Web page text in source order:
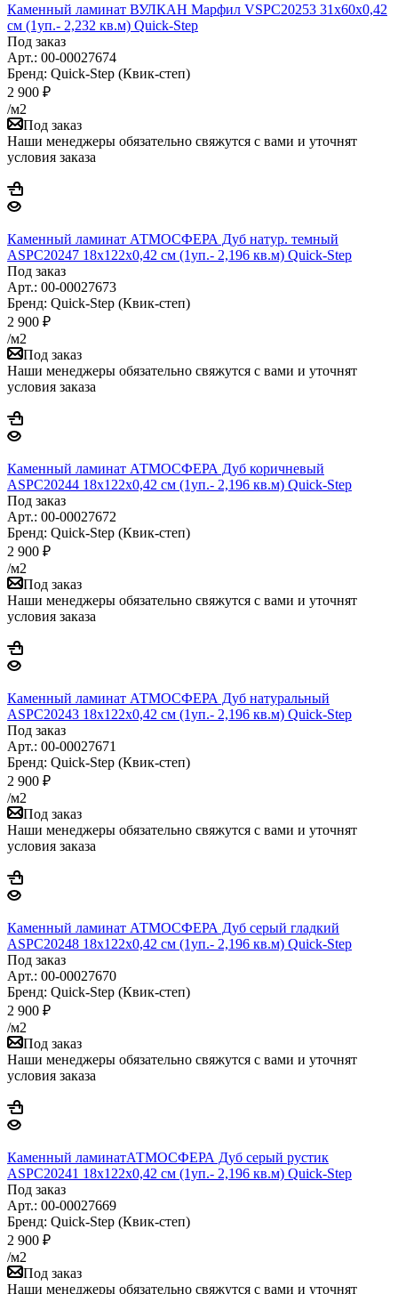
Каменный ламинат ВУЛКАН Марфил VSPC20253 31х60х0,42
см (1уп.- 2,232 кв.м) Quick-Step
Под заказ
Арт.: 00-00027674
Бренд: Quick-Step (Квик-степ)
2 900 ₽
/м2
Под заказ
Наши менеджеры обязательно свяжутся с вами и уточнят
условия заказа
Каменный ламинат АТМОСФЕРА Дуб натур. темный
ASPC20247 18х122х0,42 см (1уп.- 2,196 кв.м) Quick-Step
Под заказ
Арт.: 00-00027673
Бренд: Quick-Step (Квик-степ)
2 900 ₽
/м2
Под заказ
Наши менеджеры обязательно свяжутся с вами и уточнят
условия заказа
Каменный ламинат АТМОСФЕРА Дуб коричневый
ASPC20244 18х122х0,42 см (1уп.- 2,196 кв.м) Quick-Step
Под заказ
Арт.: 00-00027672
Бренд: Quick-Step (Квик-степ)
2 900 ₽
/м2
Под заказ
Наши менеджеры обязательно свяжутся с вами и уточнят
условия заказа
Каменный ламинат АТМОСФЕРА Дуб натуральный
ASPC20243 18х122х0,42 см (1уп.- 2,196 кв.м) Quick-Step
Под заказ
Арт.: 00-00027671
Бренд: Quick-Step (Квик-степ)
2 900 ₽
/м2
Под заказ
Наши менеджеры обязательно свяжутся с вами и уточнят
условия заказа
Каменный ламинат АТМОСФЕРА Дуб серый гладкий
ASPC20248 18х122х0,42 см (1уп.- 2,196 кв.м) Quick-Step
Под заказ
Арт.: 00-00027670
Бренд: Quick-Step (Квик-степ)
2 900 ₽
/м2
Под заказ
Наши менеджеры обязательно свяжутся с вами и уточнят
условия заказа
Каменный ламинатАТМОСФЕРА Дуб серый рустик
ASPC20241 18х122х0,42 см (1уп.- 2,196 кв.м) Quick-Step
Под заказ
Арт.: 00-00027669
Бренд: Quick-Step (Квик-степ)
2 900 ₽
/м2
Под заказ
Наши менеджеры обязательно свяжутся с вами и уточнят